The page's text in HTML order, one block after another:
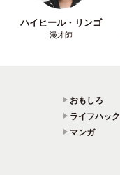
ハイヒール・リンゴ
漫才師
おもしろ
ライフハック
マンガ